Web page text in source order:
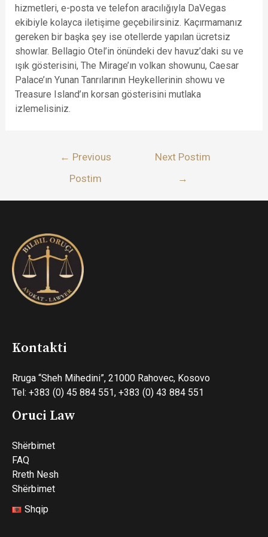
hizmetleri, e-posta ve telefon aracılığıyla DaVegas
ekibiyle kolayca iletişime geçebilirsiniz. Kaçırmamanız
gereken bir başka şey ise otellerde yapılan ücretsiz
showlar. Bellagio Otel’in önündeki dev havuz’daki su ve
ışık gösterisini, The Mirage’ın volkan showunu, Caesar
Palace’ın Yunan Tanrılarının Heykellerinin showu ve
Treasure Island’ın korsan gösterisini mutlaka
izlemelisiniz.
postimet
← Previous
Postim
Next Postim
→
Kontakti
Rruga “Sheh Mihedini”, 21000 Rahovec, Kosovo
Tel: +383 (0) 45 884 551, +383 (0) 43 884 551
Oruci Law
Shërbimet
FAQ
Rreth Nesh
Shërbimet
Shqip